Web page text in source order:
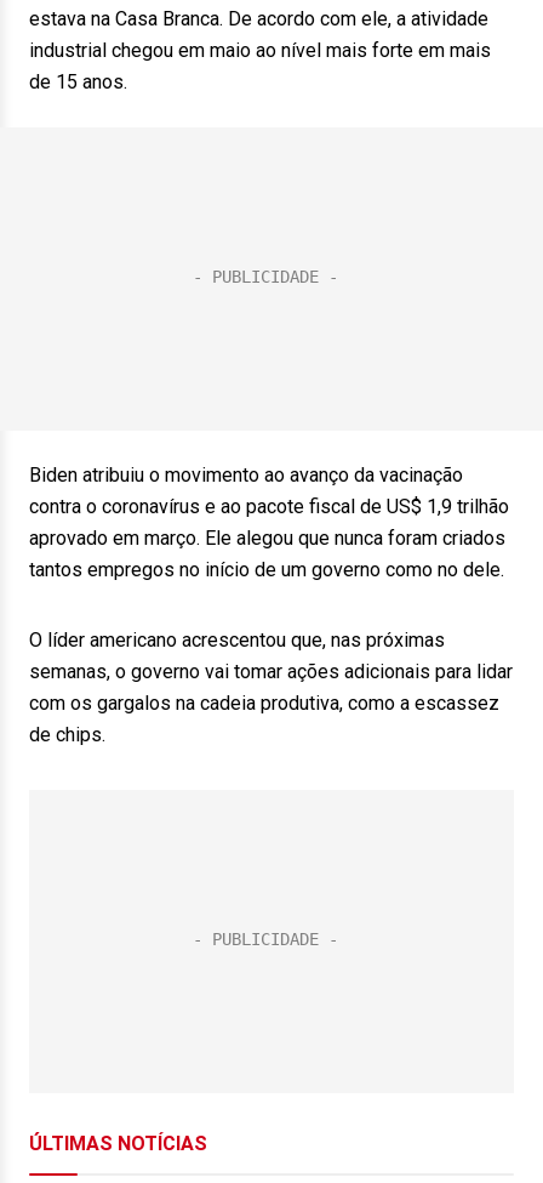
estava na Casa Branca. De acordo com ele, a atividade
industrial chegou em maio ao nível mais forte em mais
de 15 anos.
Biden atribuiu o movimento ao avanço da vacinação
contra o coronavírus e ao pacote fiscal de US$ 1,9 trilhão
aprovado em março. Ele alegou que nunca foram criados
tantos empregos no início de um governo como no dele.
O líder americano acrescentou que, nas próximas
semanas, o governo vai tomar ações adicionais para lidar
com os gargalos na cadeia produtiva, como a escassez
de chips.